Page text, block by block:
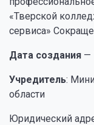
«Тверской
сервиса»
Дата создания —
Учредитель:
области
Юридический